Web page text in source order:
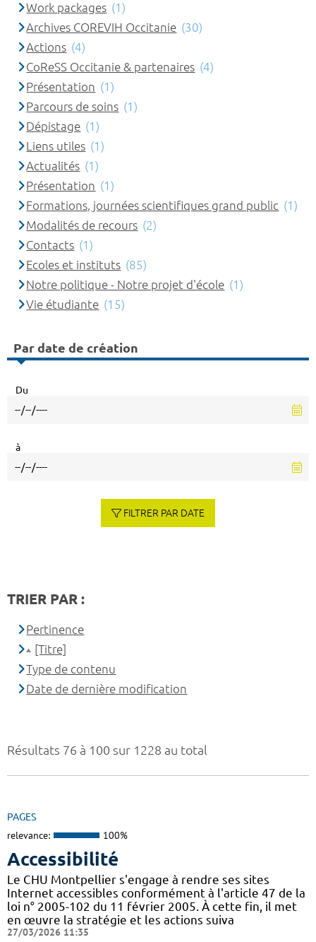
Résultats 76 à 100 sur 1228 au total
PAGES
relevance: 100%
Accessibilité
Le CHU Montpellier s'engage à rendre ses sites
Internet accessibles conformément à l'article 47 de la
loi n° 2005-102 du 11 février 2005. À cette fin, il met
en œuvre la stratégie et les actions suiva
27/03/2026 11:35
Work packages (1)
Archives COREVIH Occitanie (30)
Actions (4)
CoReSS Occitanie & partenaires (4)
Présentation (1)
Parcours de soins (1)
Dépistage (1)
Liens utiles (1)
Actualités (1)
Présentation (1)
Formations, journées scientifiques grand public (1)
Modalités de recours (2)
Contacts (1)
Ecoles et instituts (85)
Notre politique - Notre projet d'école (1)
Vie étudiante (15)
Par date de création
Du
à
FILTRER PAR DATE
TRIER PAR :
Pertinence
[Titre]
Type de contenu
Date de dernière modification